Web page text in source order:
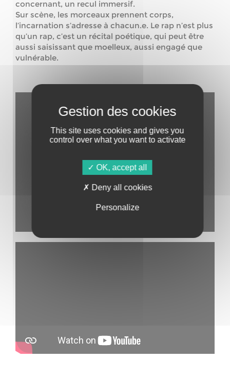
concernant, un recul immersif.
Sur scène, les morceaux prennent corps,
l’incarnation s’adresse à chacun.e. Le rap n’est plus
qu’un rap, c’est un récital poétique, qui peut être
aussi saisissant que moelleux, aussi engagé que
vulnérable.
This site uses cookies and gives you
control over what you want to activate
OK, accept all
Deny all cookies
Personalize